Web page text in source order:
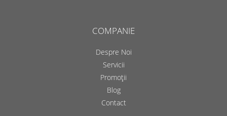
COMPANIE
Despre Noi
Servicii
Promoții
Blog
Contact